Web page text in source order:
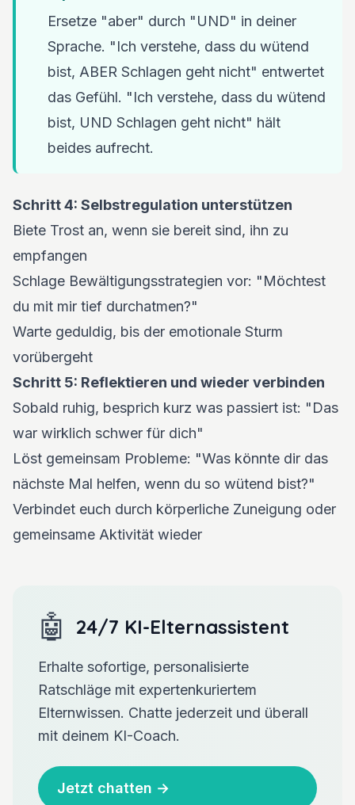
Ersetze "aber" durch "UND" in deiner
Sprache. "Ich verstehe, dass du wütend
bist, ABER Schlagen geht nicht" entwertet
das Gefühl. "Ich verstehe, dass du wütend
bist, UND Schlagen geht nicht" hält
beides aufrecht.
Schritt 4: Selbstregulation unterstützen
Biete Trost an, wenn sie bereit sind, ihn zu
empfangen
Schlage Bewältigungsstrategien vor: "Möchtest
du mit mir tief durchatmen?"
Warte geduldig, bis der emotionale Sturm
vorübergeht
Schritt 5: Reflektieren und wieder verbinden
Sobald ruhig, besprich kurz was passiert ist: "Das
war wirklich schwer für dich"
Löst gemeinsam Probleme: "Was könnte dir das
nächste Mal helfen, wenn du so wütend bist?"
Verbindet euch durch körperliche Zuneigung oder
gemeinsame Aktivität wieder
🤖 24/7 KI-Elternassistent
Erhalte sofortige, personalisierte
Ratschläge mit expertenkuriertem
Elternwissen. Chatte jederzeit und überall
mit deinem KI-Coach.
Jetzt chatten →